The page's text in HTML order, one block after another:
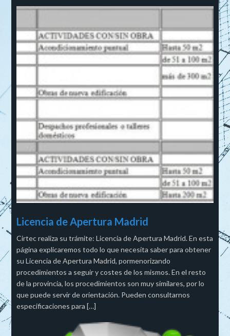
Licencia de Apertura Madrid
Cirtec realiza su trámite: Licencia de Apertura Madrid. En esta
página explicaremos todo lo que necesita saber para obtener
su Licencia de Apertura Madrid, pormenorizando
procedimientos a seguir y costes de los mismos. En el resto
de la provincia, los procedimientos son muy similares, por lo
que puede servir de orientación. Pueden consultarnos
especificaciones para […]